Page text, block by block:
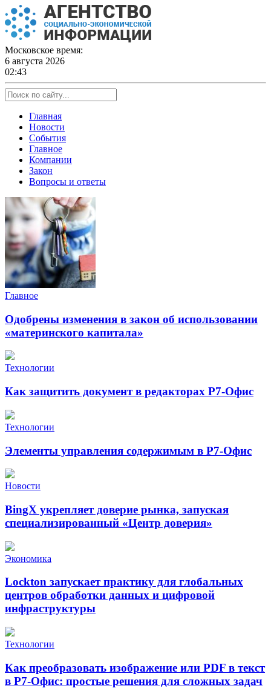
Skip
to
content
Московское время:
6 августа 2026
02:43
Главная
Новости
События
Главное
Компании
Закон
Вопросы и ответы
Главное
Одобрены изменения в закон об использовании
«материнского капитала»
Технологии
Как защитить документ в редакторах Р7-Офис
Технологии
Элементы управления содержимым в Р7-Офис
Новости
BingX укрепляет доверие рынка, запуская
специализированный «Центр доверия»
Экономика
Lockton запускает практику для глобальных
центров обработки данных и цифровой
инфраструктуры
Технологии
Как преобразовать изображение или PDF в текст
в Р7-Офис: простые решения для сложных задач